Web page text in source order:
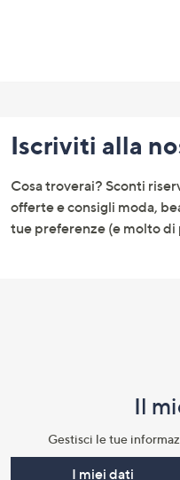
menu
e
informazioni
Iscriviti alla
Cosa troverai? Sconti
offerte e consigli moda,
tue preferenze (e molto di
Il
Gestisci le tue
I miei dati